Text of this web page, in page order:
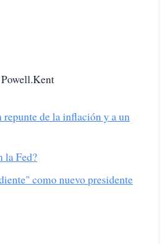
de la inflación y a un
la Fed?
como nuevo presidente